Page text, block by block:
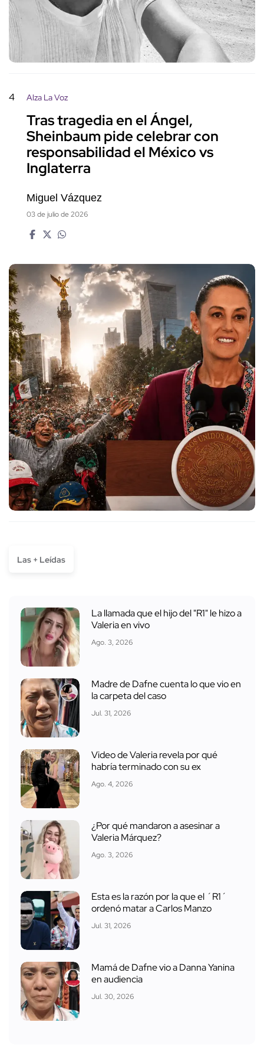
4 Alza La Voz
Tras tragedia en el Ángel,
Sheinbaum pide celebrar con
responsabilidad el México vs
Inglaterra
Miguel Vázquez
03 de julio de 2026
Las + Leídas
La llamada que el hijo del "R1" le hizo a
Valeria en vivo
Ago. 3, 2026
Madre de Dafne cuenta lo que vio en
la carpeta del caso
Jul. 31, 2026
Video de Valeria revela por qué
habría terminado con su ex
Ago. 4, 2026
¿Por qué mandaron a asesinar a
Valeria Márquez?
Ago. 3, 2026
Esta es la razón por la que el ´R1´
ordenó matar a Carlos Manzo
Jul. 31, 2026
Mamá de Dafne vio a Danna Yanina
en audiencia
Jul. 30, 2026